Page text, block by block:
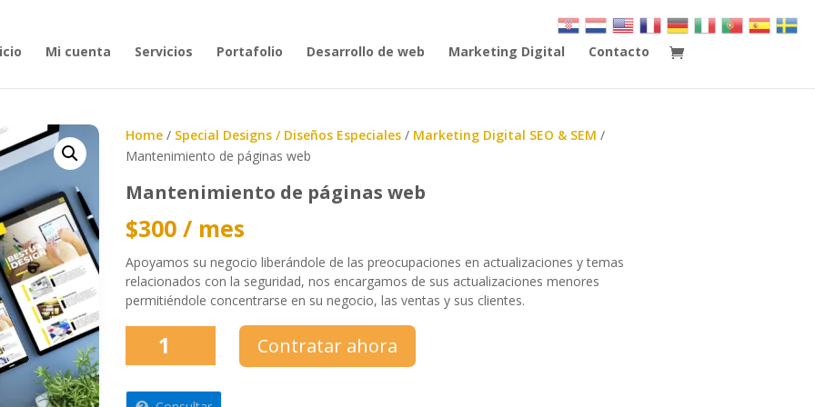
Mi cuenta Servicios Portafolio Desarrollo de web Marketing Digital Contacto
Home / Special Designs / Diseños Especiales / Marketing Digital SEO & SEM /
Mantenimiento de páginas web
Mantenimiento de páginas web
$300 / mes
Apoyamos su negocio liberándole de las preocupaciones en actualizaciones y temas
relacionados con la seguridad, nos encargamos de sus actualizaciones menores
permitiéndole concentrarse en su negocio, las ventas y sus clientes.
Mantenimiento
web
Contratar ahora